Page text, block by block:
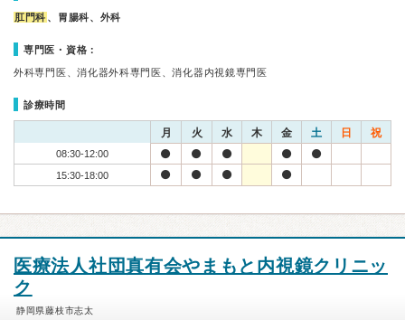
肛門科 、胃腸科、外科
専門医・資格：
外科専門医、消化器外科専門医、消化器内視鏡専門医
診療時間
月 火 水 木 金 土 日 祝
08:30-12:00
15:30-18:00
医療法人社団真有会やまもと内視鏡クリニッ
ク
静岡県藤枝市志太